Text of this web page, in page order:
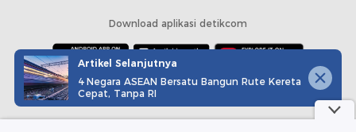
Download aplikasi detikcom
Copyright @ 2026 detikcom, All right reserved
Artikel Selanjutnya
4 Negara ASEAN Bersatu Bangun Rute Kereta
Cepat, Tanpa RI